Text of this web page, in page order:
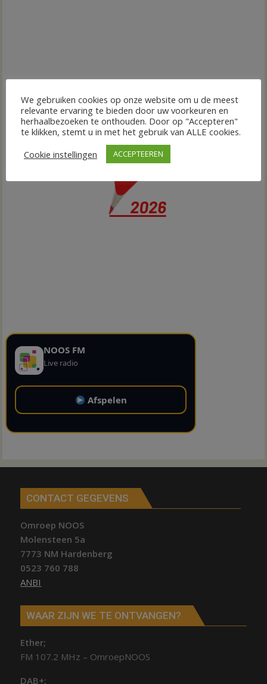
NOOS FM
Live radio
Afspelen
CONTACT GEGEVENS
Omroep NOOS
Molensteen 5a
7773 NM Hardenberg
0523 760 788
ANBI
WAAR ZIJN WE TE ONTVANGEN?
Ether;
FM 107.2 MHz – OmroepNOOS
DAB+:
We gebruiken cookies op onze website om u de meest
relevante ervaring te bieden door uw voorkeuren en
herhaalbezoeken te onthouden. Door op "Accepteren"
te klikken, stemt u in met het gebruik van ALLE cookies.
Cookie instellingen
ACCEPTEEREN